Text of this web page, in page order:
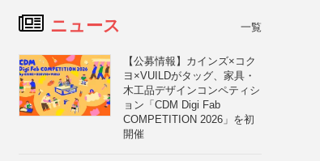
ニュース 一覧
【公募情報】カインズ×コク
ヨ×VUILDがタッグ、家具・
木工品デザインコンペティシ
ョン「CDM Digi Fab
COMPETITION 2026」を初
開催